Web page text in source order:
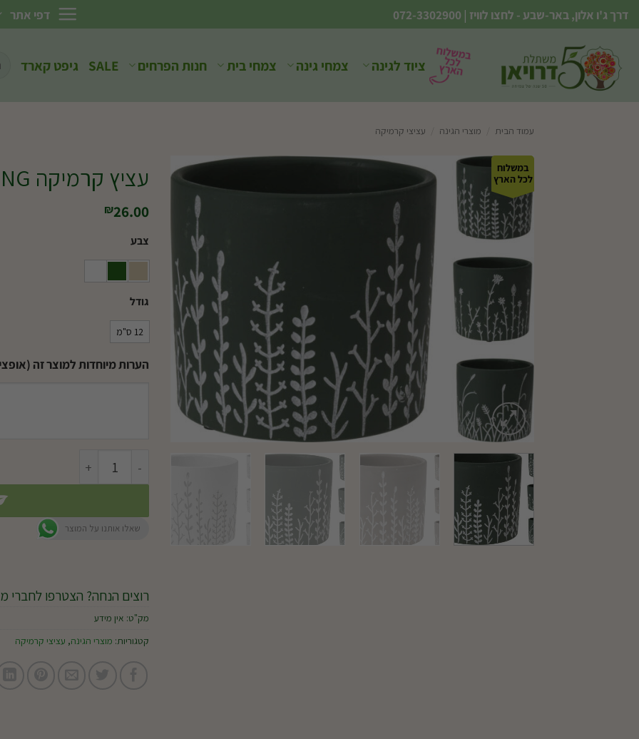
Skip
to
content
דרך ג'ו אלון, באר-שבע - לחצו לוויז |
072-3302900 דפי אתר
ציוד לגינה צמחי גינה צמחי בית חנות הפרחים SALE גיפט קארד
עמוד הבית מוצרי הגינה עציצי קרמיקה
במשלוח
לכל הארץ
עציץ קרמיקה FLOWERING
₪26.00
צבע
גודל
12 ס"מ
הערות מיוחדות למוצר זה
שאלו אותנו על המוצר
רוצים הנחה? הצטרפו לחברי
מק"ט: אין מידע
קטגוריות: מוצרי הגינה, עציצי קרמיקה